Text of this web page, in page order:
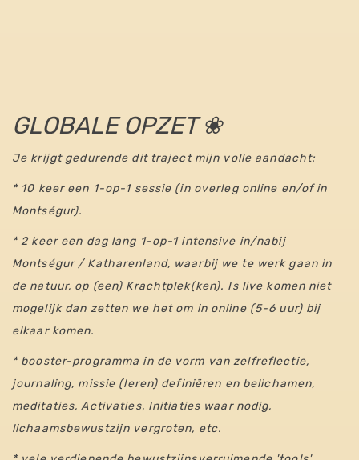
GLOBALE OPZET ❀
Je krijgt gedurende dit traject mijn volle aandacht:
* 10 keer een 1-op-1 sessie (in overleg online en/of in
Montségur).
* 2 keer een dag lang 1-op-1 intensive in/nabij
Montségur / Katharenland, waarbij we te werk gaan in
de natuur, op (een) Krachtplek(ken). Is live komen niet
mogelijk dan zetten we het om in online (5-6 uur) bij
elkaar komen.
* booster-programma in de vorm van zelfreflectie,
journaling, missie (leren) definiëren en belichamen,
meditaties, Activaties, Initiaties waar nodig,
lichaamsbewustzijn vergroten, etc.